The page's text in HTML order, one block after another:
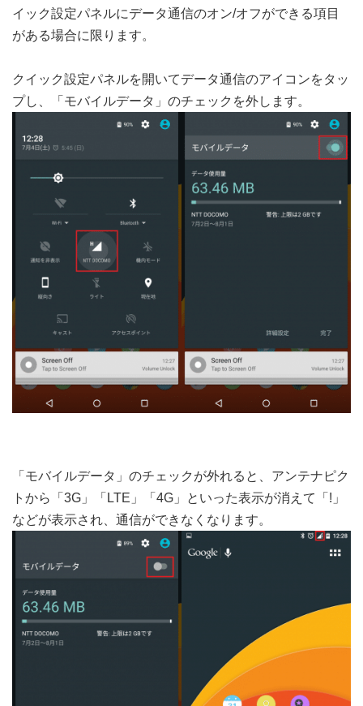
イック設定パネルにデータ通信のオン/オフができる項目
がある場合に限ります。
クイック設定パネルを開いてデータ通信のアイコンをタッ
プし、「モバイルデータ」のチェックを外します。
「モバイルデータ」のチェックが外れると、アンテナピク
トから「3G」「LTE」「4G」といった表示が消えて「!」
などが表示され、通信ができなくなります。